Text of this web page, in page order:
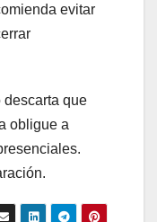
evitar
descarta que
obligue a